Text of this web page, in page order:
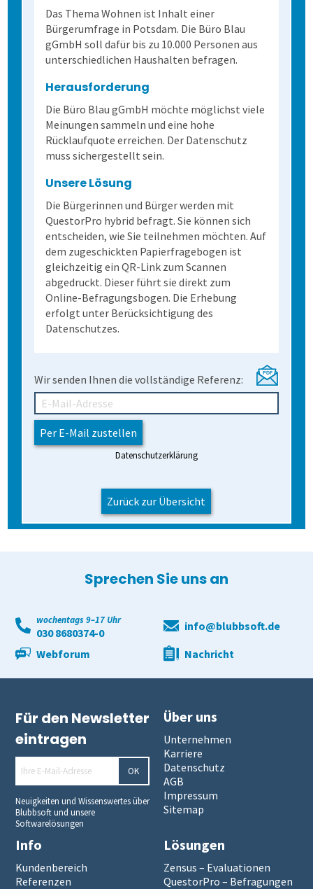
Das Thema Wohnen ist Inhalt einer
Bürgerumfrage in Potsdam. Die Büro Blau
gGmbH soll dafür bis zu 10.000 Personen aus
unterschiedlichen Haushalten befragen.
Herausforderung
Die Büro Blau gGmbH möchte möglichst viele
Meinungen sammeln und eine hohe
Rücklaufquote erreichen. Der Datenschutz
muss sichergestellt sein.
Unsere Lösung
Die Bürgerinnen und Bürger werden mit
QuestorPro hybrid befragt. Sie können sich
entscheiden, wie Sie teilnehmen möchten. Auf
dem zugeschickten Papierfragebogen ist
gleichzeitig ein QR-Link zum Scannen
abgedruckt. Dieser führt sie direkt zum
Online-Befragungsbogen. Die Erhebung
erfolgt unter Berücksichtigung des
Datenschutzes.
Wir senden Ihnen die vollständige Referenz:
Datenschutzerklärung
Zurück zur Übersicht
Sprechen Sie uns an
wochentags 9–17 Uhr
030 8680374-0
info@blubbsoft.de
Webforum
Nachricht
Für den Newsletter
eintragen
OK
Neuigkeiten und Wissenswertes über
Blubbsoft und unsere
Softwarelösungen
Über uns
Unternehmen
Karriere
Datenschutz
AGB
Impressum
Sitemap
Info
Kundenbereich
Referenzen
Lösungen
Zensus – Evaluationen
QuestorPro – Befragungen